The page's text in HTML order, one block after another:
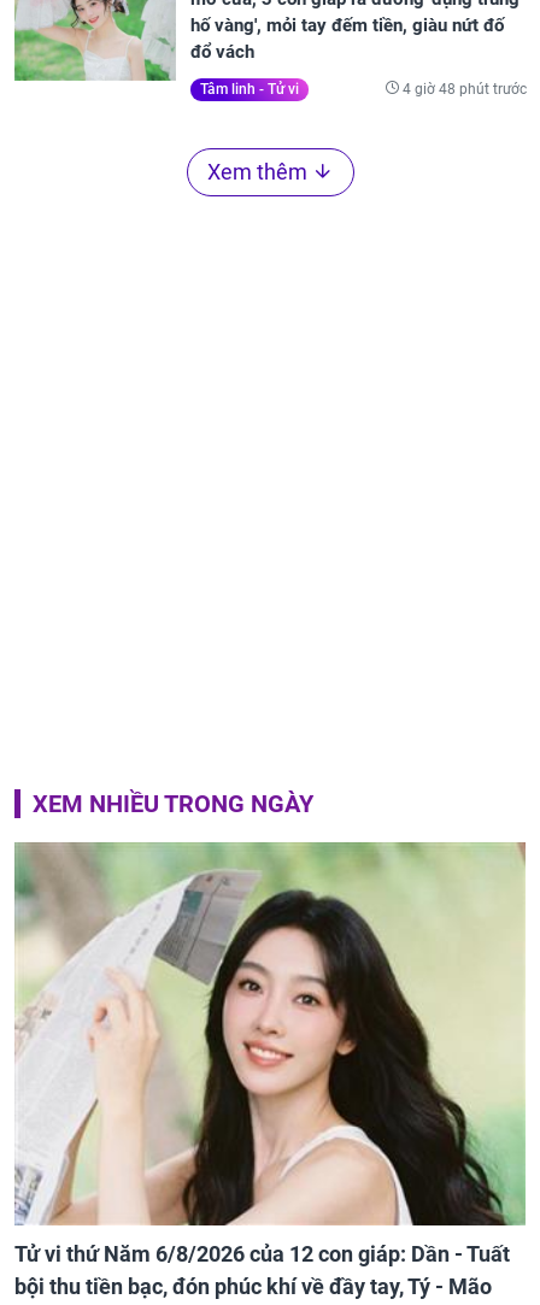
hố vàng', mỏi tay đếm tiền, giàu nứt đố
đổ vách
Tâm linh - Tử vi 4 giờ 48 phút trước
Xem thêm
XEM NHIỀU TRONG NGÀY
Tử vi thứ Năm 6/8/2026 của 12 con giáp: Dần - Tuất
bội thu tiền bạc, đón phúc khí về đầy tay, Tý - Mão